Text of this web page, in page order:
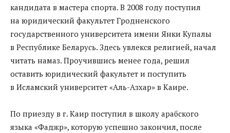
кандидата в мастера спорта. В 2008 году поступил
на юридический факультет Гродненского
государственного университета имени Янки Купалы
в Республике Беларусь. Здесь увлекся религией, начал
читать намаз. Проучившись менее года, решил
оставить юридический факультет и поступить
в Исламский университет «Аль-Азхар» в Каире.
По приезду в г. Каир поступил в школу арабского
языка «Фаджр», которую успешно закончил, после